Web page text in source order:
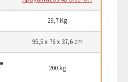
29,7 Kg
95,5 x 76 x 37,6 cm
200 kg